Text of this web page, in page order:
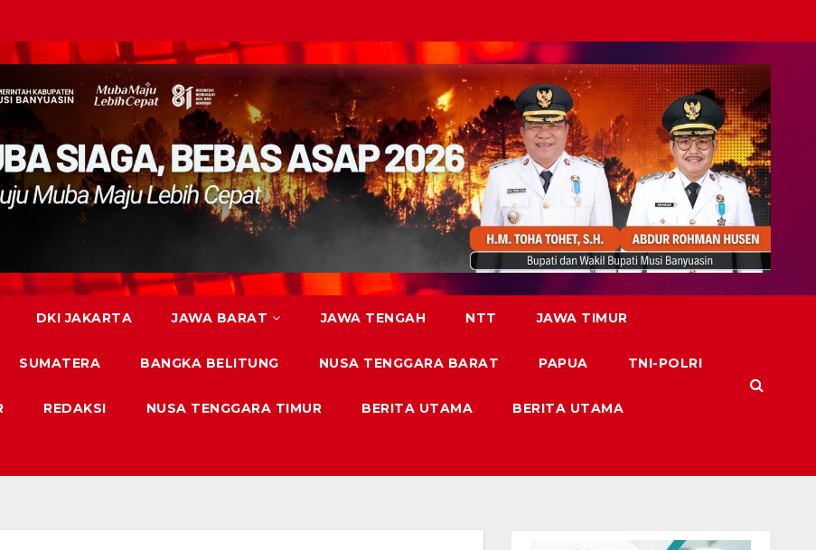
DKI JAKARTA JAWA BARAT JAWA TENGAH NTT JAWA TIMUR
SUMATERA BANGKA BELITUNG NUSA TENGGARA BARAT PAPUA TNI-POLRI
REDAKSI NUSA TENGGARA TIMUR BERITA UTAMA BERITA UTAMA